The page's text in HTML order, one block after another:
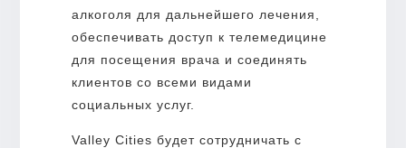
алкоголя для дальнейшего лечения,
обеспечивать доступ к телемедицине
для посещения врача и соединять
клиентов со всеми видами
социальных услуг.
Valley Cities будет сотрудничать с